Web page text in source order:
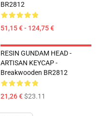
BR2812
51,15 € - 124,75 €
RESIN GUNDAM HEAD -
ARTISAN KEYCAP -
Breakwooden BR2812
21,26 €$23.11